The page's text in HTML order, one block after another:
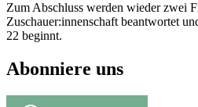
Zum Abschluss werden wieder zwei
Zuschauer:innenschaft beantwortet
22 beginnt.
Abonniere uns